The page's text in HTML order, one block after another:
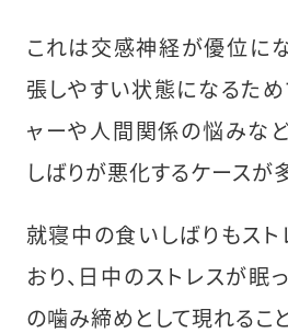
これは交感神経が優位に
張しやすい状態になるため
ャーや人間関係の悩みな
しばりが悪化するケースが
就寝中の食いしばりもスト
おり、日中のストレスが眠
の噛み締めとして現れるこ